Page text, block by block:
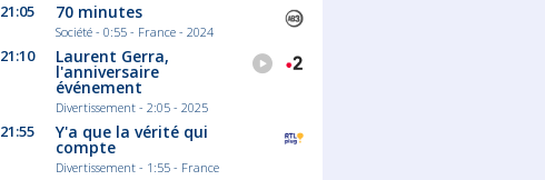
21:05 70 minutes
Société - 0:55 - France - 2024
21:10 Laurent Gerra,
l'anniversaire
événement
Divertissement - 2:05 - 2025
21:55 Y'a que la vérité qui
compte
Divertissement - 1:55 - France